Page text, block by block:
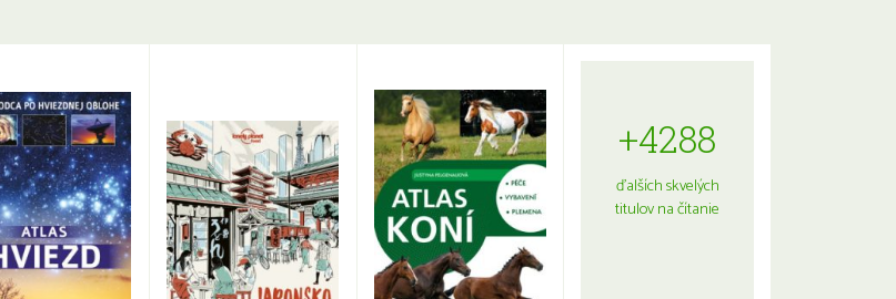
+4288
ďalších skvelých
titulov na čítanie